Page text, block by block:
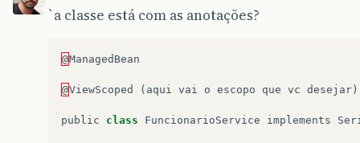
`a classe está com as anotações?
@ManagedBean
@ViewScoped ( aqui vai o escopo que vc desejar )
public class FuncionarioService implements